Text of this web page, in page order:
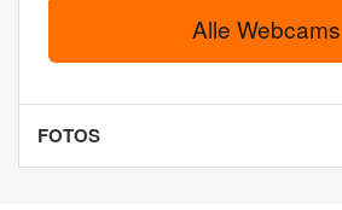
Alle Webcams
FOTOS